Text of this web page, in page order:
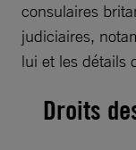
consulaires
judiciaires,
lui et les détails
Droits